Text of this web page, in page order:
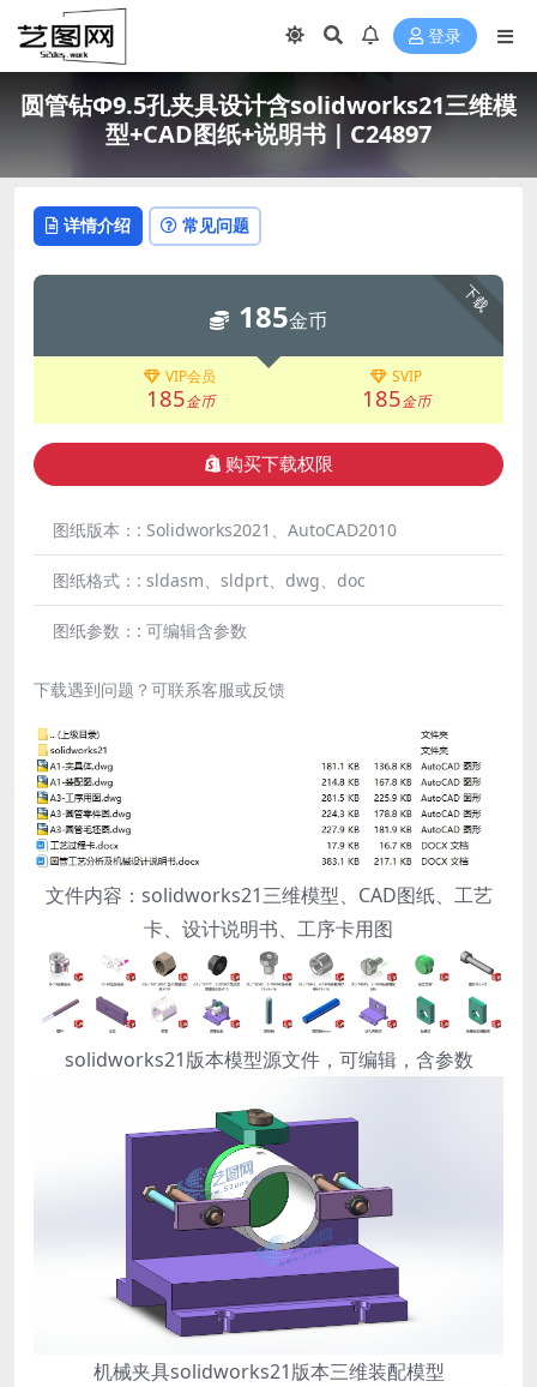
登录
圆管钻Φ9.5孔夹具设计含solidworks21三维模
型+CAD图纸+说明书｜C24897
详情介绍 常见问题
下载
185金币
VIP会员
185金币
SVIP
185金币
购买下载权限
图纸版本：: Solidworks2021、AutoCAD2010
图纸格式：: sldasm、sldprt、dwg、doc
图纸参数：: 可编辑含参数
下载遇到问题？可联系客服或反馈
文件内容：solidworks21三维模型、CAD图纸、工艺
卡、设计说明书、工序卡用图
solidworks21版本模型源文件，可编辑，含参数
机械夹具solidworks21版本三维装配模型